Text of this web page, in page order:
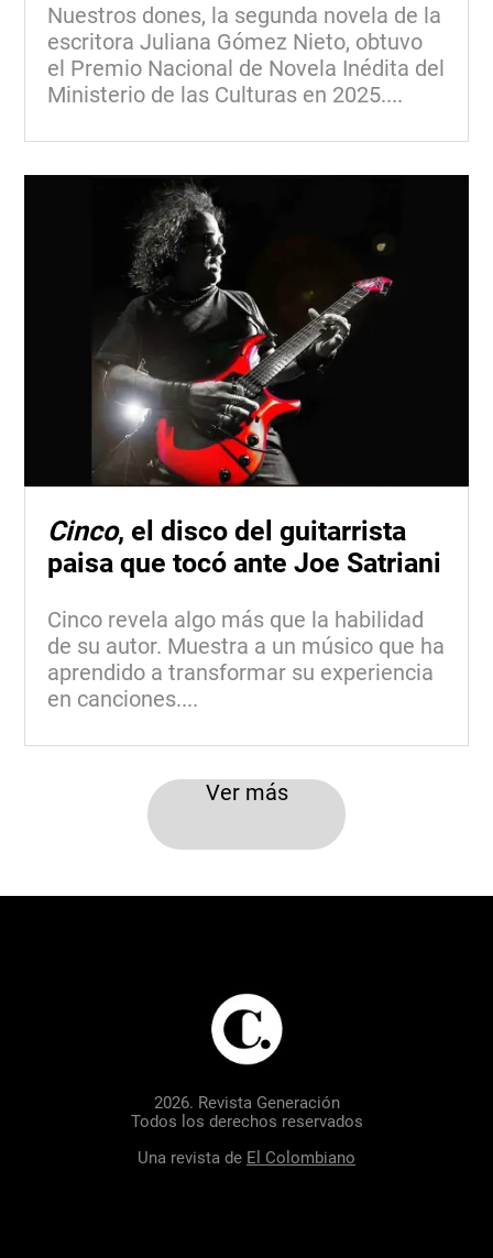
Nuestros dones, la segunda novela de la
escritora Juliana Gómez Nieto, obtuvo
el Premio Nacional de Novela Inédita del
Ministerio de las Culturas en 2025....
Cinco, el disco del guitarrista
paisa que tocó ante Joe Satriani
Cinco revela algo más que la habilidad
de su autor. Muestra a un músico que ha
aprendido a transformar su experiencia
en canciones....
Ver más
2026. Revista Generación
Todos los derechos reservados
Una revista de El Colombiano